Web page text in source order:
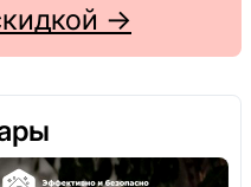
→